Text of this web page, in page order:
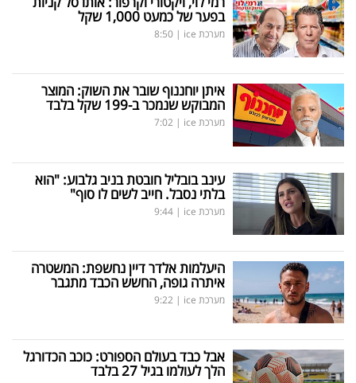
בפער של כמעט 1,000 שקל
מערכת ice |
8:50
איתן יוחננוף שובר את השוק: המוצר
המבוקש שנמכר ב-199 שקל בלבד
מערכת ice |
7:02
עינב בובליל חובטת בניב גלבוע: "הוא
בלתי נסבל. חייב לשים לו סוף"
מערכת ice |
9:44
היעלמות אלדר דיין נחשפת: המשטרה
איתרה גופה, החשש הכבד מתגבר
מערכת ice |
9:22
אבל כבד בעולם הספורט: כוכב הכדורגל
הלך לעולמו בגיל 27 בלבד